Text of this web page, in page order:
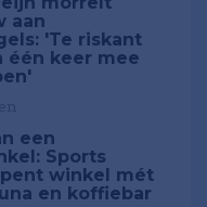
aan
'Te riskant
één keer mee
een
Sports
winkel mét
en koffiebar